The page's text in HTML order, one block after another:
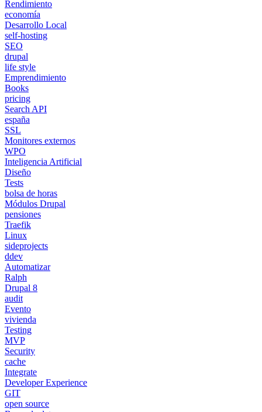
Rendimiento
economía
Desarrollo Local
self-hosting
SEO
drupal
life style
Emprendimiento
Books
pricing
Search API
españa
SSL
Monitores externos
WPO
Inteligencia Artificial
Diseño
Tests
bolsa de horas
Módulos Drupal
pensiones
Traefik
Linux
sideprojects
ddev
Automatizar
Ralph
Drupal 8
audit
Evento
vivienda
Testing
MVP
Security
cache
Integrate
Developer Experience
GIT
open source